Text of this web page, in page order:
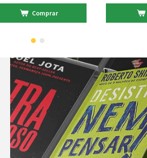
Comprar